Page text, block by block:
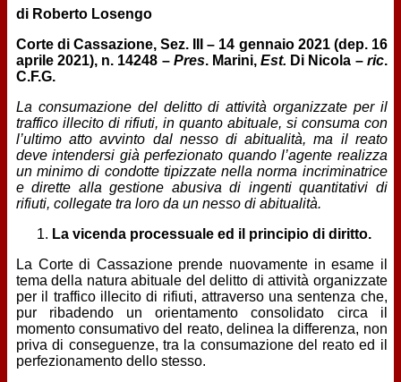
di Roberto Losengo
Corte di Cassazione, Sez. III – 14 gennaio 2021 (dep. 16
aprile 2021), n. 14248 – Pres. Marini,Est. Di Nicola – ric.
C.F.G.
La consumazione del delitto di attività organizzate per il
traffico illecito di rifiuti, in quanto abituale, si consuma con
l’ultimo atto avvinto dal nesso di abitualità, ma il reato
deve intendersi già perfezionato quando l’agente realizza
un minimo di condotte tipizzate nella norma incriminatrice
e dirette alla gestione abusiva di ingenti quantitativi di
rifiuti, collegate tra loro da un nesso di abitualità.
La vicenda processuale ed il principio di diritto.
La Corte di Cassazione prende nuovamente in esame il
tema della natura abituale del delitto di attività organizzate
per il traffico illecito di rifiuti, attraverso una sentenza che,
pur ribadendo un orientamento consolidato circa il
momento consumativo del reato, delinea la differenza, non
priva di conseguenze, tra la consumazione del reato ed il
perfezionamento dello stesso.